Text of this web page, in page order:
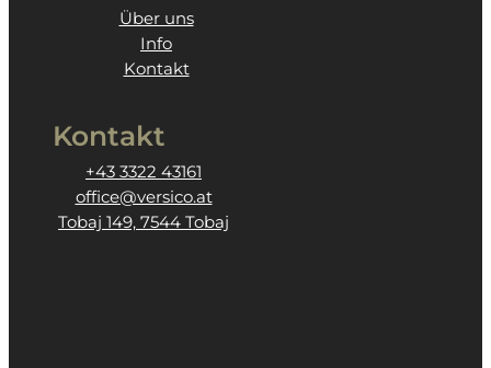
Über uns
Info
Kontakt
Kontakt
+43 3322 43161
office@versico.at
Tobaj 149, 7544 Tobaj